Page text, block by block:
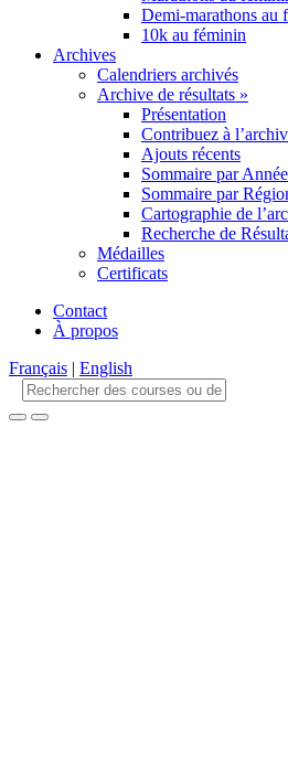
Demi-marathons au
10k au féminin
Archives
Calendriers archivés
Archive de résultats »
Présentation
Contribuez à
Ajouts récents
Sommaire par Année
Sommaire par
Cartographie de
Recherche de
Médailles
Certificats
Contact
À propos
Français | English